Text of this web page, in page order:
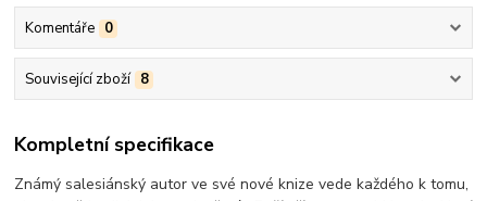
Komentáře 0
Související zboží 8
Kompletní specifikace
Známý salesiánský autor ve své nové knize vede každého k tomu,